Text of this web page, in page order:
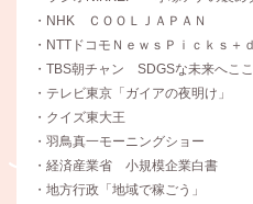
・NHK ＣＯＯＬＪＡＰＡＮ
・NTTドコモＮｅｗｓＰｉｃｋｓ＋ｄ
・TBS朝チャン SDGSな未来へこ
・テレビ東京「ガイアの夜明け」
・クイズ東大王
・羽鳥真一モーニングショー
・経済産業省 小規模企業白書
・地方行政「地域で稼ごう」